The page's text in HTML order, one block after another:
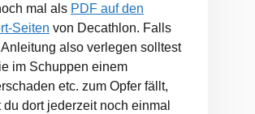
mal als PDF auf den
Seiten von Decathlon. Falls
also verlegen solltest
im Schuppen einem
etc. zum Opfer fällt,
du dort jederzeit noch einmal